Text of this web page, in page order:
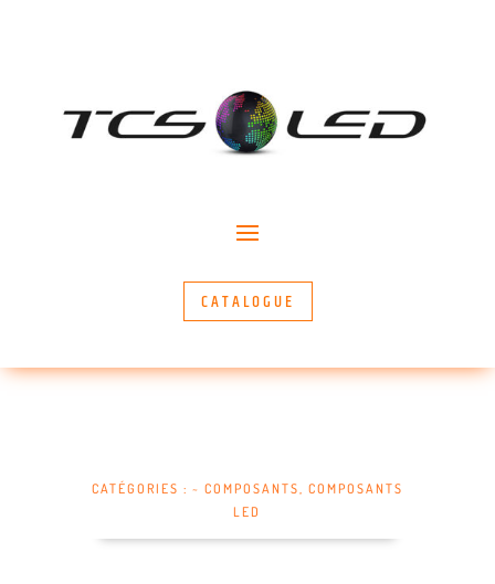
CATALOGUE
CATÉGORIES : ~ COMPOSANTS, COMPOSANTS
LED